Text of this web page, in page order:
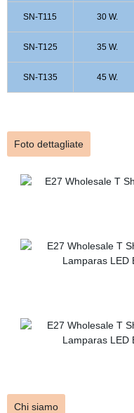
SN-T115 30 W.
SN-T125 35 W.
SN-T135 45 W.
Foto dettagliate
Chi siamo